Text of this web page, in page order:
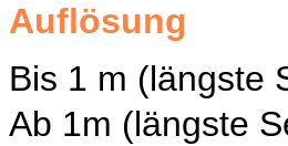
Auflösung
Bis 1 m (längste
Ab 1m (längste